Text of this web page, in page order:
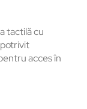
tactilă cu
acces în